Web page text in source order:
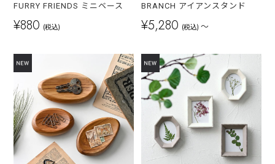
FURRY FRIENDS ミニベース
¥880 (税込)
BRANCH アイアンスタンド
¥5,280 (税込) ～